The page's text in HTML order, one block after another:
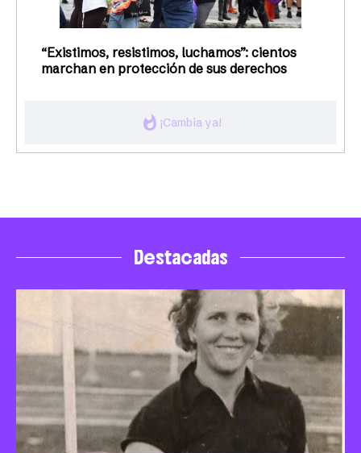
whatshot ¡Cambia ya!
“Existimos, resistimos, luchamos”: cientos
marchan en protección de sus derechos
Destacadas